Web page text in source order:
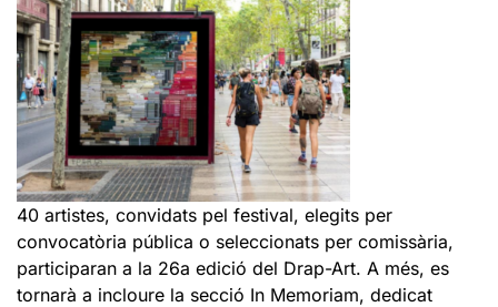
40 artistes, convidats pel festival, elegits per
convocatòria pública o seleccionats per comissària,
participaran a la 26a edició del Drap-Art. A més, es
tornarà a incloure la secció In Memoriam, dedicat